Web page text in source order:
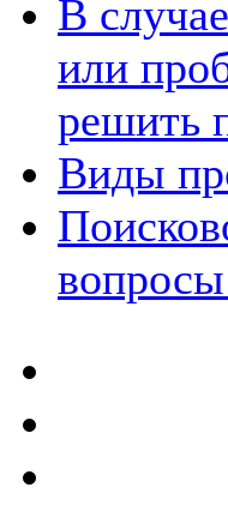
В
или
решить
Виды
вопросы